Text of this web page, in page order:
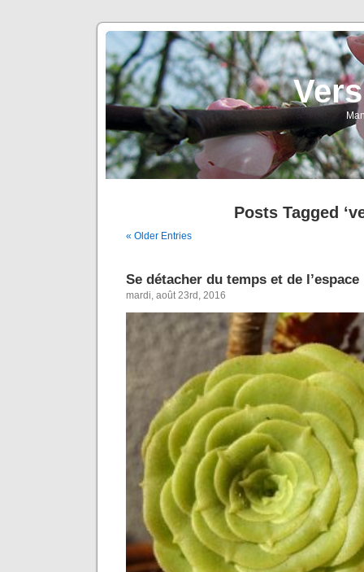
Posts Tagged
« Older Entries
Se détacher du temps et de l’espace
mardi, août 23rd, 2016